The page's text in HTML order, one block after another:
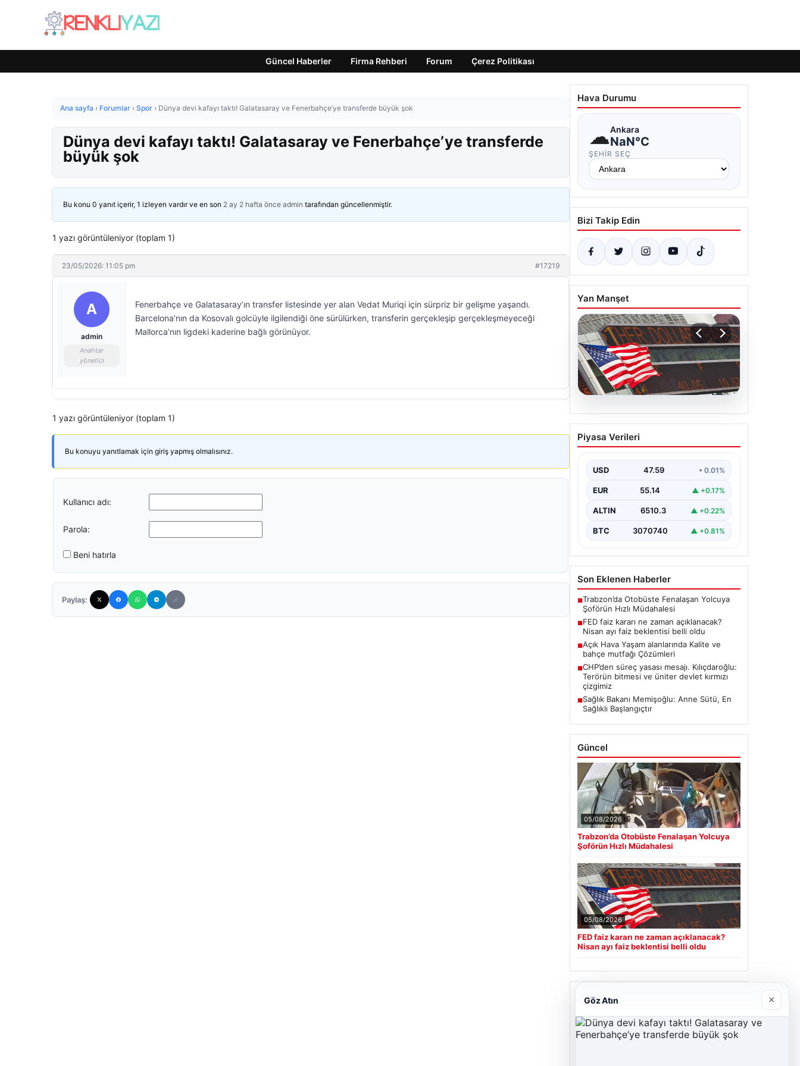
Güncel Haberler Firma Rehberi Forum Çerez Politikası
Ana sayfa › Forumlar › Spor › Dünya devi kafayı taktı! Galatasaray ve Fenerbahçe’ye transferde büyük şok
Dünya devi kafayı taktı! Galatasaray ve Fenerbahçe’ye transferde
büyük şok
Bu konu 0 yanıt içerir, 1 izleyen vardır ve en son 2 ay 2 hafta önce admin tarafından güncellenmiştir.
1 yazı görüntüleniyor (toplam 1)
23/05/2026: 11:05 pm #17219
A
admin
Anahtar
yönetici
Fenerbahçe ve Galatasaray’ın transfer listesinde yer alan Vedat Muriqi için sürpriz bir gelişme yaşandı.
Barcelona’nın da Kosovalı golcüyle ilgilendiği öne sürülürken, transferin gerçekleşip gerçekleşmeyeceği
Mallorca’nın ligdeki kaderine bağlı görünüyor.
1 yazı görüntüleniyor (toplam 1)
Bu konuyu yanıtlamak için giriş yapmış olmalısınız.
Kullanıcı adı:
Parola:
Beni hatırla
Paylaş:
Hava Durumu
☁Ankara
NaN°C
ŞEHIR SEÇ
Bizi Takip Edin
Yan Manşet
05.08.2026
FED faiz kararı ne zaman
açıklanacak? Nisan ayı
Piyasa Verileri
USD 47.59 • 0.01%
EUR 55.14 ▲ +0.17%
ALTIN 6510.3 ▲ +0.22%
BTC 3070740 ▲ +0.81%
Son Eklenen Haberler
■Trabzon’da Otobüste Fenalaşan Yolcuya
Şoförün Hızlı Müdahalesi
■FED faiz kararı ne zaman açıklanacak?
Nisan ayı faiz beklentisi belli oldu
■Açık Hava Yaşam alanlarında Kalite ve
bahçe mutfağı Çözümleri
■CHP’den süreç yasası mesajı. Kılıçdaroğlu:
Terörün bitmesi ve üniter devlet kırmızı
çizgimiz
■Sağlık Bakanı Memişoğlu: Anne Sütü, En
Sağlıklı Başlangıçtır
Güncel
05/08/2026
Trabzon’da Otobüste Fenalaşan Yolcuya
Şoförün Hızlı Müdahalesi
05/08/2026
FED faiz kararı ne zaman açıklanacak?
Nisan ayı faiz beklentisi belli oldu
Son Eklenen Firmalar
Cengiz Sigorta
23/06/2026
Göz Atın ×